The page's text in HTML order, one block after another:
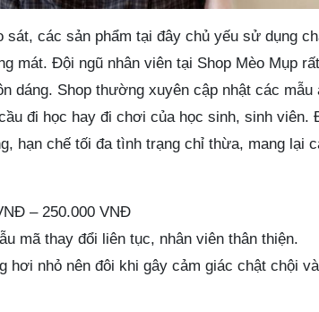
các sản phẩm tại đây chủ yếu sử dụng
mát. Đội ngũ nhân viên tại Shop Mèo Mụp
dáng. Shop thường xuyên cập nhật các mẫu
đi học hay đi chơi của học sinh, sinh viên.
hạn chế tối đa tình trạng chỉ thừa, mang lại
– 250.000 VNĐ
mã thay đổi liên tục, nhân viên thân thiện.
hơi nhỏ nên đôi khi gây cảm giác chật chội